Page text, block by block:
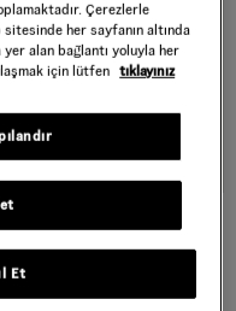
Çerezlerle
her sayfanın altında
alan bağlantı yoluyla her
için lütfen tıklayınız
Et